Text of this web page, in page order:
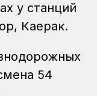
у станций
Каерак.
54